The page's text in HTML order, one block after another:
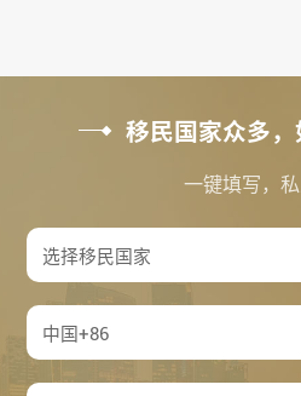
移民国家众多，
一键填写，